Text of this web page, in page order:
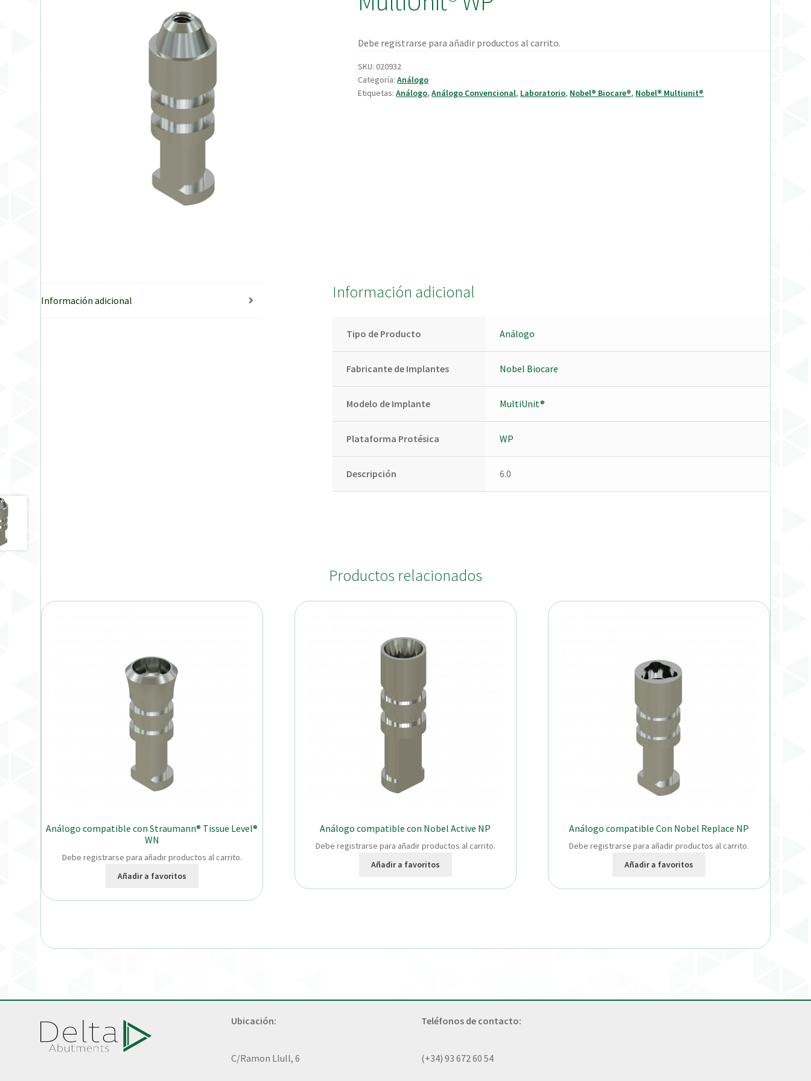
Debe registrarse para añadir productos al carrito.
SKU:020932
Categoría:Análogo
Etiquetas:Análogo,Análogo Convencional, Laboratorio, Nobel® Biocare®, Nobel® Multiunit®
Información adicional Información adicional
Tipo de Producto Análogo
Fabricante de Implantes Nobel Biocare
Modelo de Implante MultiUnit®
Plataforma Protésica WP
Descripción 6.0
Productos relacionados
Análogo compatible con Straumann® Tissue Level®
WN
Debe registrarse para añadir productos al carrito.
Añadir a favoritos
Análogo compatible con Nobel Active NP
Debe registrarse para añadir productos al carrito.
Añadir a favoritos
Análogo compatible Con Nobel Replace NP
Debe registrarse para añadir productos al carrito.
Añadir a favoritos
Ubicación:
C/Ramon Llull, 6
Teléfonos de contacto:
(+34) 93 672 60 54